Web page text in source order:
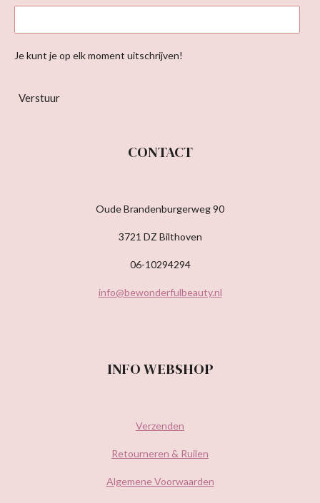
Je kunt je op elk moment uitschrijven!
Verstuur
CONTACT
Oude Brandenburgerweg 90
3721 DZ Bilthoven
06-10294294
info@bewonderfulbeauty.nl
INFO WEBSHOP
Verzenden
Retourneren & Ruilen
Algemene Voorwaarden